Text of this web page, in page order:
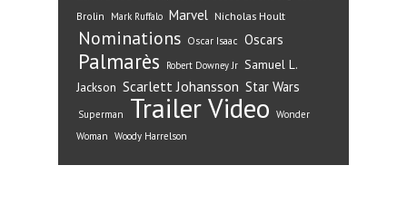
Brolin
Mark Ruffalo Marvel Nicholas Hoult
Nominations Oscar Isaac Oscars
Palmarès Robert Downey Jr Samuel L.
Jackson Scarlett Johansson Star Wars
Superman TrailerVideo Wonder
Woman Woody Harrelson